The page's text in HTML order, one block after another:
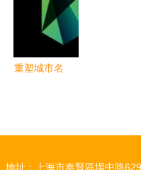
重塑城市名
地址：上海市奉賢區場中路